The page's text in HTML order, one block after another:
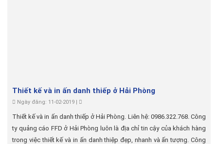
Thiết kế và in ấn danh thiếp ở Hải Phòng
Ngày đăng: 11-02-2019 |
Thiết kế và in ấn danh thiếp ở Hải Phòng. Liên hệ: 0986.322.768. Công
ty quảng cáo FFD ở Hải Phòng luôn là địa chỉ tin cậy của khách hàng
trong việc thiết kế và in ấn danh thiệp đẹp, nhanh và ấn tượng. Công